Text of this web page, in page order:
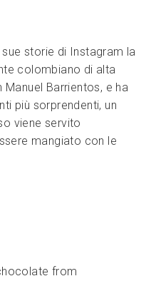
storie di Instagram la
colombiano di alta
Barrientos, e ha
più sorprendenti, un
viene servito
mangiato con le
from